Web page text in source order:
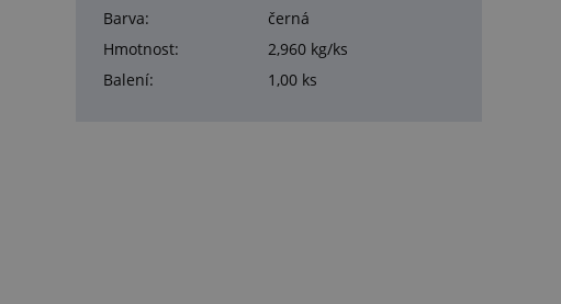
Barva:
černá
Hmotnost:
2,960 kg/ks
Balení:
1,00 ks